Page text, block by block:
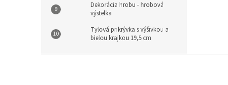
Dekorácia hrobu - hrobová
výstelka
Tylová prikrývka s výšivkou a
bielou krajkou 19,5 cm